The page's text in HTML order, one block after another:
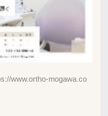
www.ortho-mogawa.co